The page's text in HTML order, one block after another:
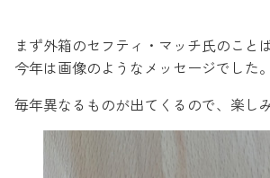
まず外箱のセフティ・マッチ氏のこと
今年は画像のようなメッセージでした。
毎年異なるものが出てくるので、楽し